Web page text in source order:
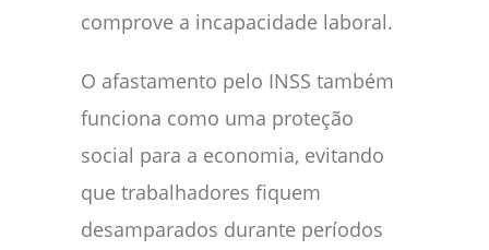
comprove a incapacidade laboral.
O afastamento pelo INSS também
funciona como uma proteção
social para a economia, evitando
que trabalhadores fiquem
desamparados durante períodos